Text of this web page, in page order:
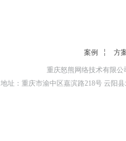
案例 方
重庆怒熊网络技术有限
地址：重庆市渝中区嘉滨路218号 云阳